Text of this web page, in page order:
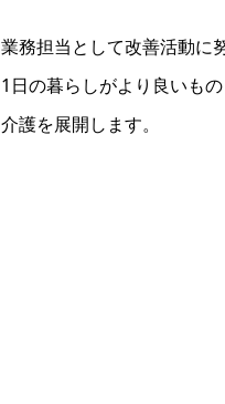
業務担当として改善活動に
1日の暮らしがより良いも
介護を展開します。